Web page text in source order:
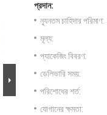
প্রদান:
ন্যূনতম চাহিদার পরিমাণ:
মূল্য:
প্যাকেজিং বিবরণ:
ডেলিভারি সময়:
পরিশোধের শর্ত:
যোগানের ক্ষমতা: